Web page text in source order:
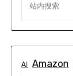
AI Amazon